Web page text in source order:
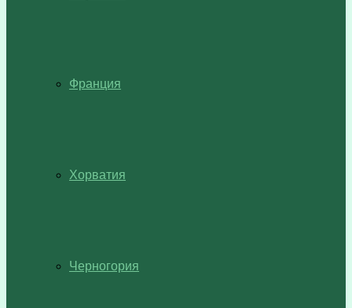
Франция
Хорватия
Черногория